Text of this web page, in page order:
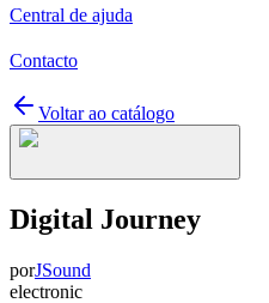
Central de ajuda
Contacto
Voltar ao catálogo
Digital Journey
porJSound
electronic